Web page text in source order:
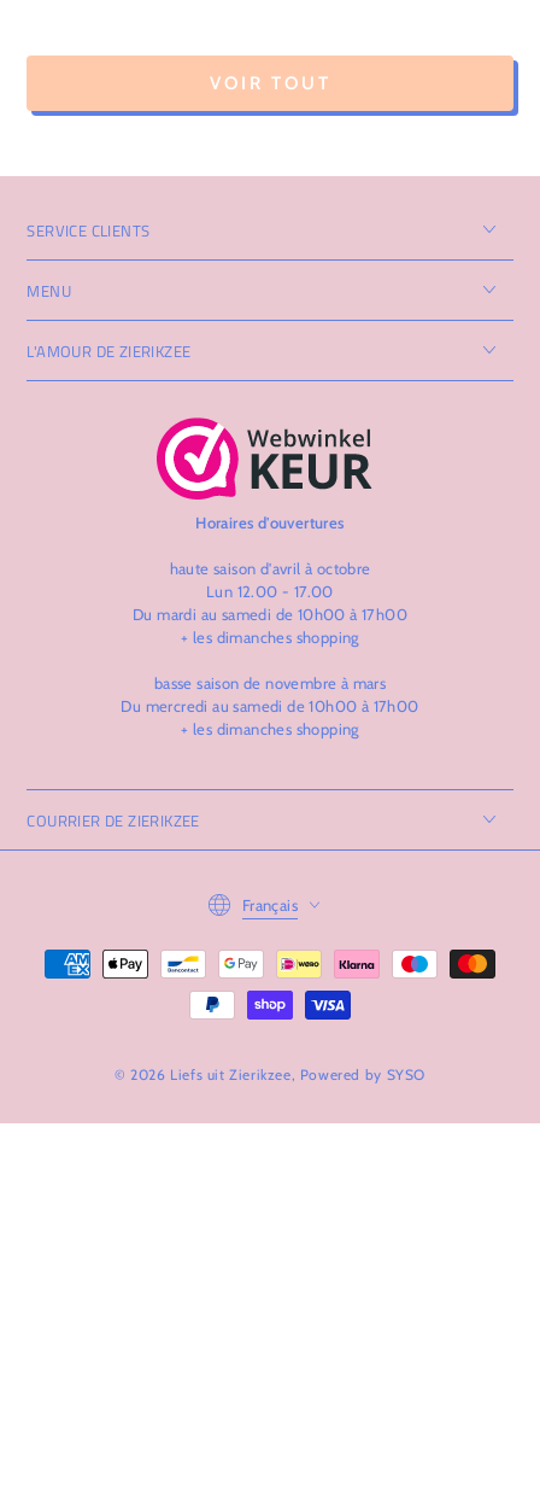
VOIR TOUT
SERVICE CLIENTS
MENU
L'AMOUR DE ZIERIKZEE
Horaires d'ouvertures
haute saison d'avril à octobre
Lun 12.00 - 17.00
Du mardi au samedi de 10h00 à 17h00
+ les dimanches shopping
basse saison de novembre à mars
Du mercredi au samedi de 10h00 à 17h00
+ les dimanches shopping
COURRIER DE ZIERIKZEE
© 2026 Liefs uit Zierikzee, Powered by SYSO
Langue
Français
Modes